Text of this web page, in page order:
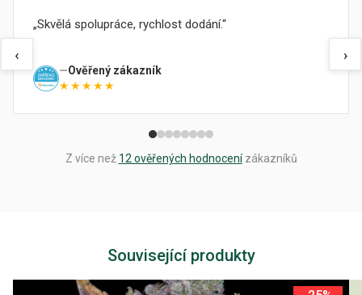
‹
Skvělá spolupráce, rychlost dodání.
Ověřený zákazník
★★★★★
›
Z více než 12 ověřených hodnocenízákazníků
Související produkty